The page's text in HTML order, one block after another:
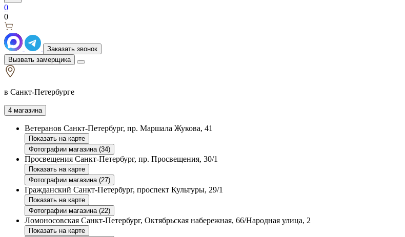
0
0
Заказать звонок
Вызвать замерщика
в Санкт-Петербурге
4 магазина
Ветеранов Санкт-Петербург, пр. Маршала Жукова, 41
Показать на карте
Фотографии магазина (34)
Просвещения Санкт-Петербург, пр. Просвещения, 30/1
Показать на карте
Фотографии магазина (27)
Гражданский Санкт-Петербург, проспект Культуры, 29/1
Показать на карте
Фотографии магазина (22)
Ломоносовская Санкт-Петербург, Октябрьская набережная, 66/Народная улица, 2
Показать на карте